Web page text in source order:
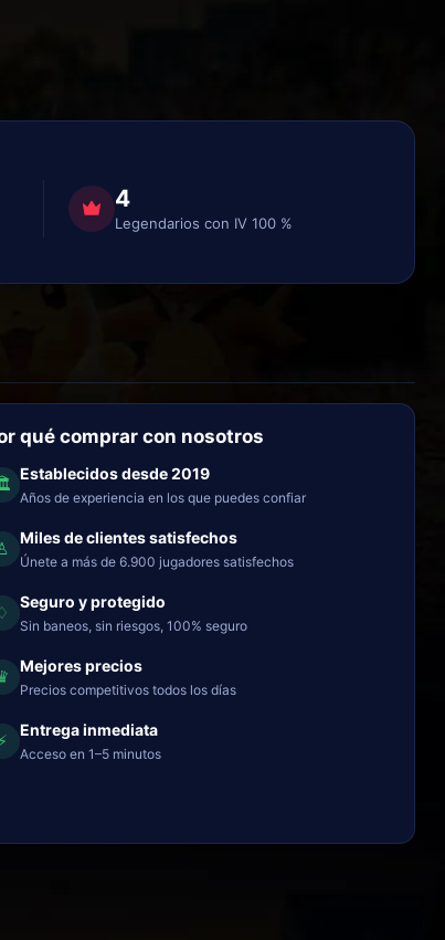
4
Legendarios con IV 100 %
qué comprar con nosotros
Establecidos desde 2019
Años de experiencia en los que puedes confiar
Miles de clientes satisfechos
Únete a más de 6.900 jugadores satisfechos
Seguro y protegido
Sin baneos, sin riesgos, 100% seguro
Mejores precios
Precios competitivos todos los días
⚡
Entrega inmediata
Acceso en 1–5 minutos